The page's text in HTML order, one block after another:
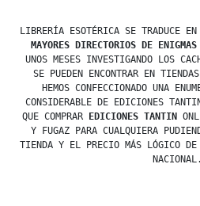
LIBRERÍA ESOTÉRICA SE TRADUCE EN
MAYORES DIRECTORIOS DE
UNOS MESES INVESTIGANDO LOS
SE PUEDEN ENCONTRAR EN
HEMOS CONFECCIONADO UNA
CONSIDERABLE DE EDICIONES
QUE COMPRAR
EDICIONES TANTIN
Y FUGAZ PARA CUALQUIERA
TIENDA Y EL PRECIO MÁS LÓGICO
NACIONAL.